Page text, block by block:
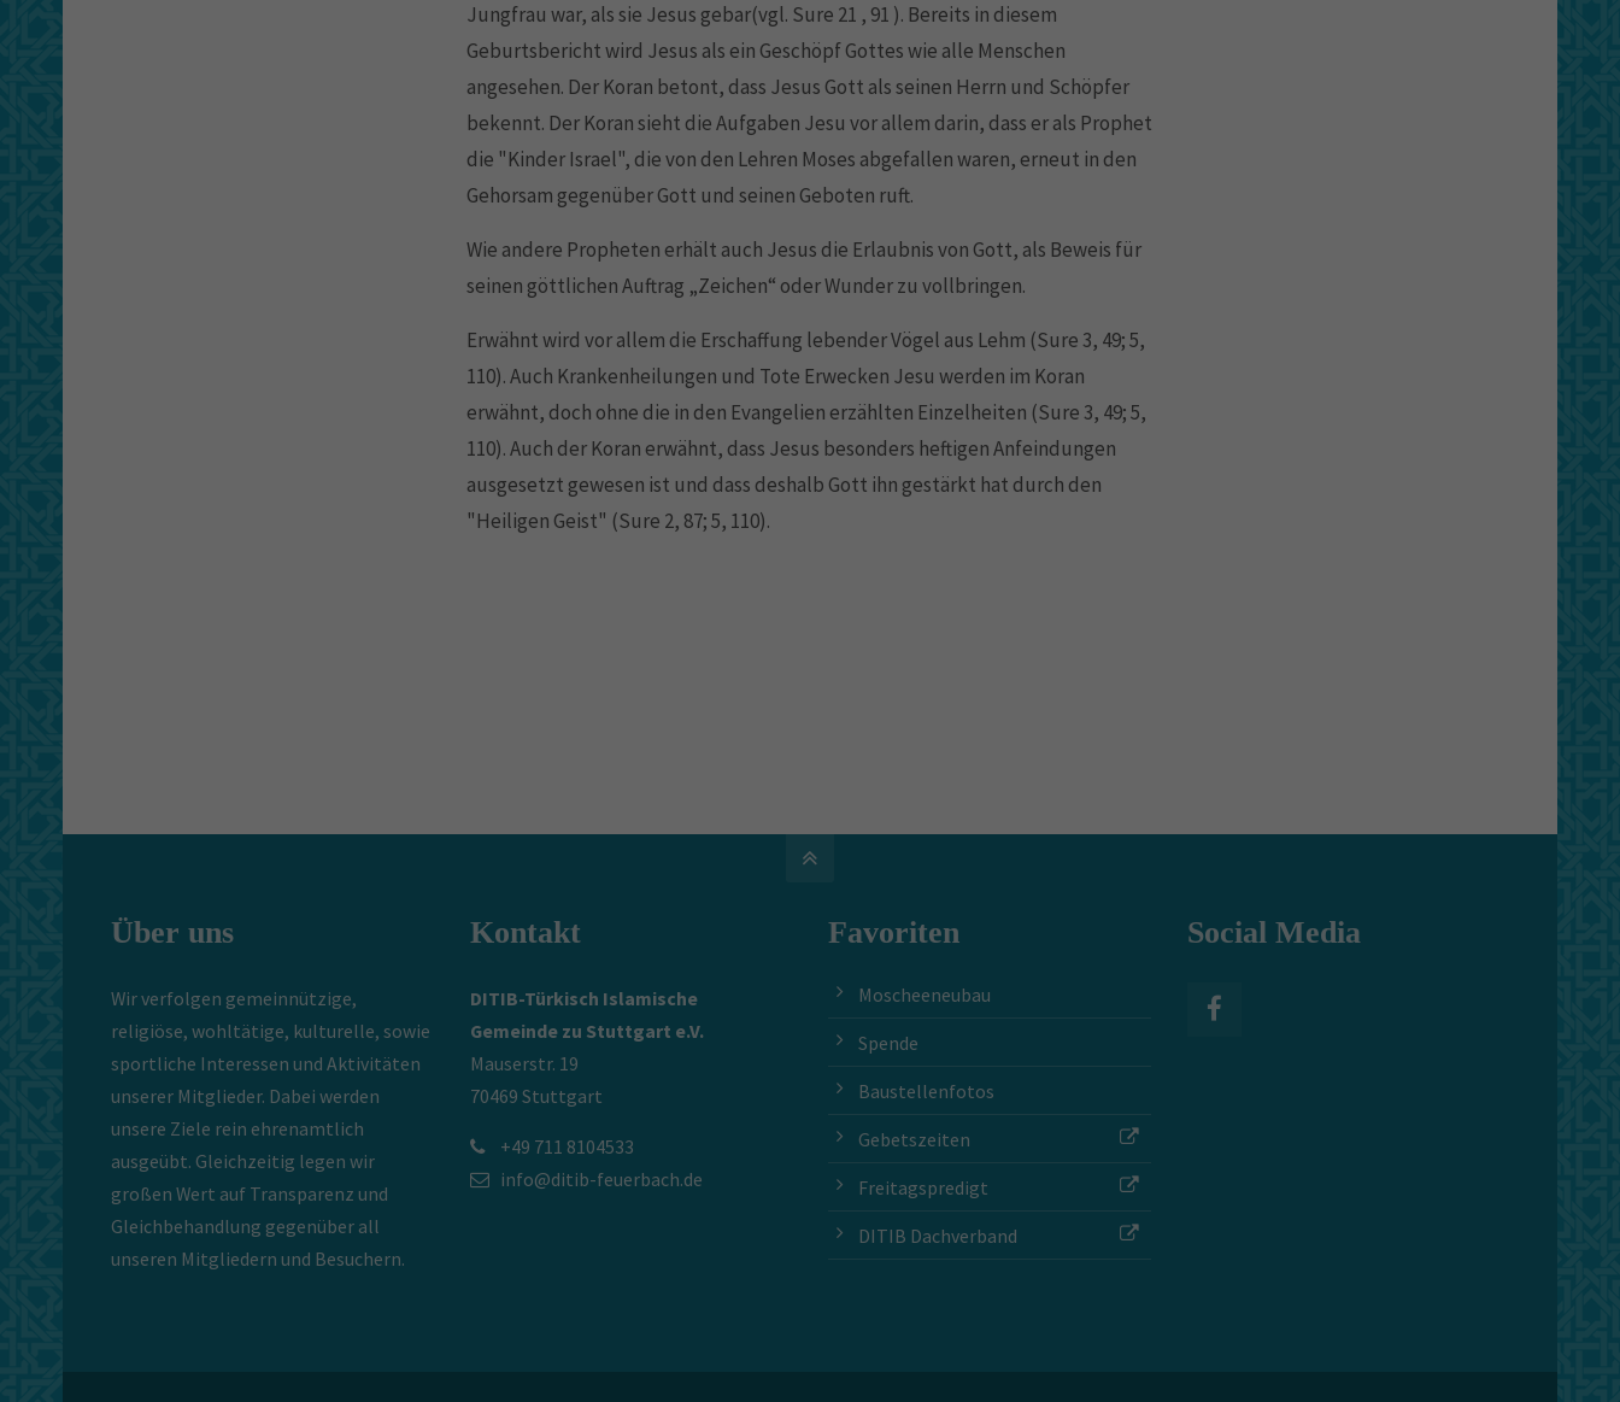
Jungfrau war, als sie Jesus gebar(vgl. Sure 21 , 91 ). Bereits in diesem
Geburtsbericht wird Jesus als ein Geschöpf Gottes wie alle Menschen
angesehen. Der Koran betont, dass Jesus Gott als seinen Herrn und Schöpfer
bekennt. Der Koran sieht die Aufgaben Jesu vor allem darin, dass er als Prophet
die "Kinder Israel", die von den Lehren Moses abgefallen waren, erneut in den
Gehorsam gegenüber Gott und seinen Geboten ruft.
Wie andere Propheten erhält auch Jesus die Erlaubnis von Gott, als Beweis für
seinen göttlichen Auftrag „Zeichen“ oder Wunder zu vollbringen.
Erwähnt wird vor allem die Erschaffung lebender Vögel aus Lehm (Sure 3, 49; 5,
110). Auch Krankenheilungen und Tote Erwecken Jesu werden im Koran
erwähnt, doch ohne die in den Evangelien erzählten Einzelheiten (Sure 3, 49; 5,
110). Auch der Koran erwähnt, dass Jesus besonders heftigen Anfeindungen
ausgesetzt gewesen ist und dass deshalb Gott ihn gestärkt hat durch den
"Heiligen Geist" (Sure 2, 87; 5, 110).
Über uns
Wir verfolgen gemeinnützige,
religiöse, wohltätige, kulturelle, sowie
sportliche Interessen und Aktivitäten
unserer Mitglieder. Dabei werden
unsere Ziele rein ehrenamtlich
ausgeübt. Gleichzeitig legen wir
großen Wert auf Transparenz und
Gleichbehandlung gegenüber all
unseren Mitgliedern und Besuchern.
Kontakt
DITIB-Türkisch Islamische
Gemeinde zu Stuttgart e.V.
Mauserstr. 19
70469 Stuttgart
+49 711 8104533
info@ditib-feuerbach.de
Favoriten
Moscheeneubau
Spende
Baustellenfotos
Gebetszeiten
Freitagspredigt
DITIB Dachverband
Social Media